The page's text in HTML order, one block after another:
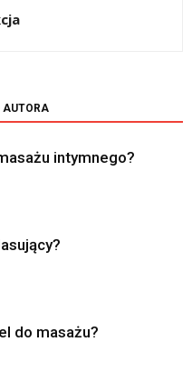
AUTORA
intymnego?
do masażu?